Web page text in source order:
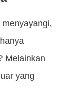
Melainkan
yang